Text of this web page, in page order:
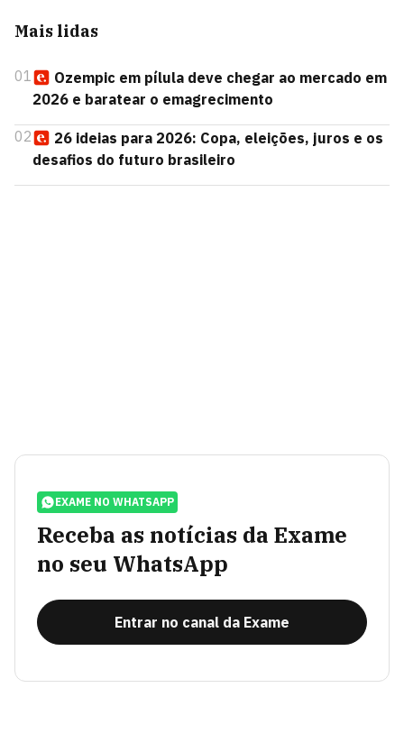
Mais lidas
01
Ozempic em pílula deve chegar ao mercado em
2026 e baratear o emagrecimento
02
26 ideias para 2026: Copa, eleições, juros e os
desafios do futuro brasileiro
EXAME NO WHATSAPP
Receba as notícias da Exame
no seu WhatsApp
Entrar no canal da Exame